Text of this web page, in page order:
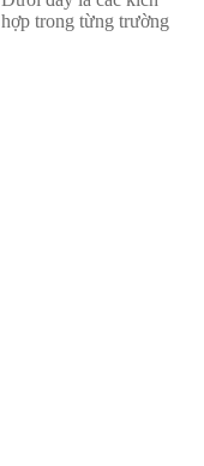
trong từng trường